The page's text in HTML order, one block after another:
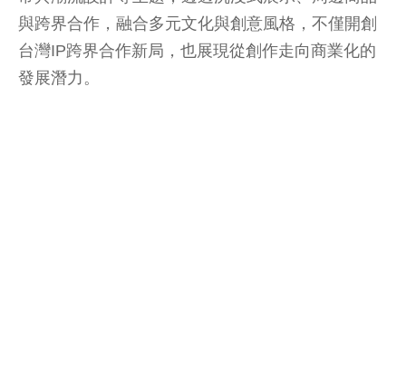
與跨界合作，融合多元文化與創意風格，不僅開創
台灣IP跨界合作新局，也展現從創作走向商業化的
發展潛力。